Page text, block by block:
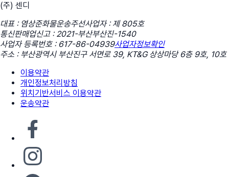
(주) 센디
대표 : 염상준화물운송주선사업자 : 제 805호
통신판매업신고 : 2021-부산부산진-1540
사업자 등록번호 : 617-86-04939사업자정보확인
주소 : 부산광역시 부산진구 서면로 39, KT&G 상상마당 6층 9호, 10호
이용약관
개인정보처리방침
위치기반서비스 이용약관
운송약관